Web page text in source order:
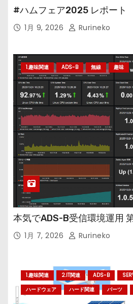
#ハムフェア2025 レポート
1月 9, 2026 Rurineko
1.趣味関連 ADS-B 無線 趣味
本気でADS-B受信環境運用
1月 7, 2026 Rurineko
1.趣味関連 2.IT関連 ADS-B
ハードウェア
ハード関連 パーツ